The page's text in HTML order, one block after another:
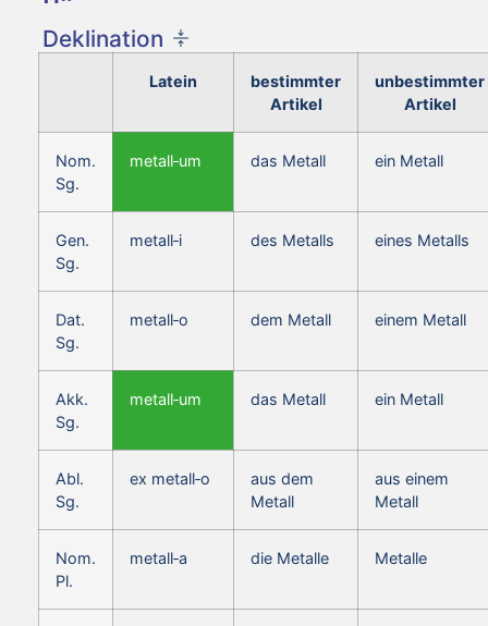
Deklination
Latein
bestimmter
Artikel
unbestimmter
Artikel
Nom.
Sg.
metall‑um das Metall ein Metall
Gen.
Sg.
metall‑i des Metalls eines Metalls
Dat.
Sg.
metall‑o dem Metall einem Metall
Akk.
Sg.
metall‑um das Metall ein Metall
Abl.
Sg.
ex metall‑o
aus dem
Metall
aus einem
Metall
Nom.
Pl.
metall‑a die Metalle Metalle